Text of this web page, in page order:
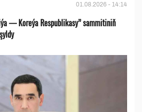
01.08.2026 - 14:14
— Koreýa Respublikasy” sammitiniň